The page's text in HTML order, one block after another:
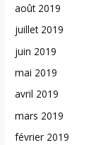
août 2019
juillet 2019
juin 2019
mai 2019
avril 2019
mars 2019
février 2019